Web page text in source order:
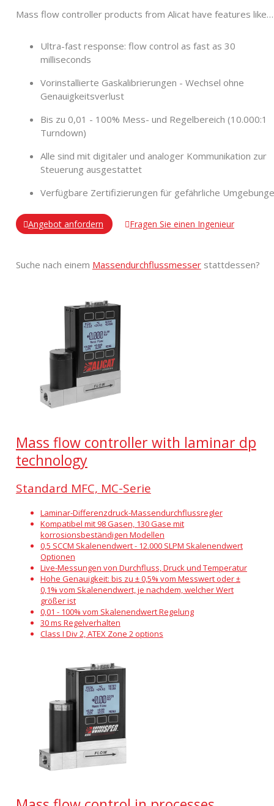
Mass flow controller products from Alicat have features like…
Ultra-fast response: flow control as fast as 30
milliseconds
Vorinstallierte Gaskalibrierungen - Wechsel ohne
Genauigkeitsverlust
Bis zu 0,01 - 100% Mess- und Regelbereich (10.000:1
Turndown)
Alle sind mit digitaler und analoger Kommunikation zur
Steuerung ausgestattet
Verfügbare Zertifizierungen für gefährliche
Angebot anfordern Fragen Sie einen Ingenieur
Suche nach einem Massendurchflussmesserstattdessen?
Mass flow controller with laminar dp
technology
Standard MFC, MC-Serie
Laminar-Differenzdruck-Massendurchflussregler
Kompatibel mit 98 Gasen, 130 Gase mit
korrosionsbeständigen Modellen
0,5 SCCM Skalenendwert - 12.000 SLPM Skalenendwert
Optionen
Live-Messungen von Durchfluss, Druck und Temperatur
Hohe Genauigkeit: bis zu ± 0,5% vom Messwert oder ±
0,1% vom Skalenendwert, je nachdem, welcher Wert
größer ist
0,01 - 100% vom Skalenendwert Regelung
30 ms Regelverhalten
Class I Div 2, ATEX Zone 2 options